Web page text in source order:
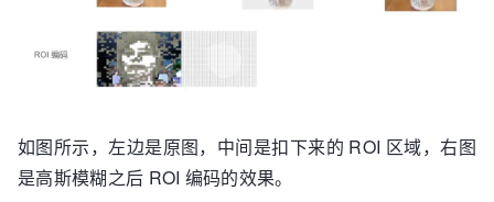
如图所示，左边是原图，中间是扣下来的 ROI 区域，右图
是高斯模糊之后 ROI 编码的效果。